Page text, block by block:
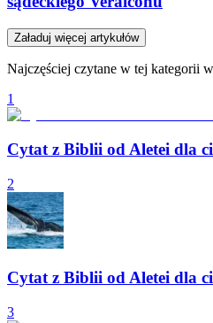
Załaduj więcej artykułów
Najczęściej czytane w tej kategorii
1
Cytat z Biblii od Aletei dla
2
Cytat z Biblii od Aletei dla
3